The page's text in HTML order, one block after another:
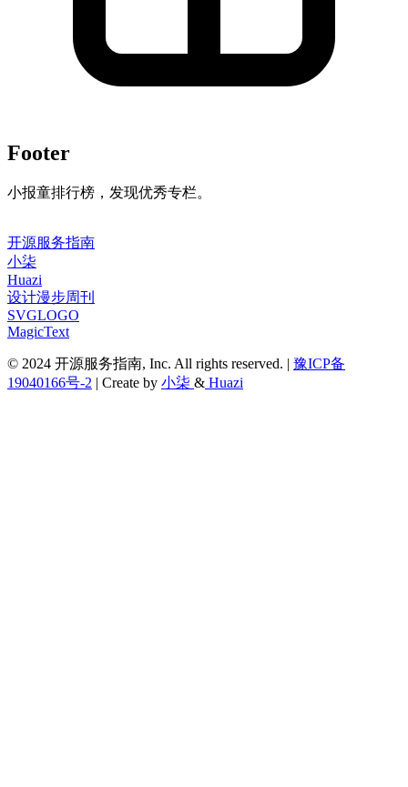
Footer
小报童排行榜，发现优秀专栏。
开源服务指南
小柒
Huazi
设计漫步周刊
SVGLOGO
MagicText
© 2024 开源服务指南, Inc. All rights reserved. | 豫ICP备
19040166号-2 | Create by 小柒 & Huazi